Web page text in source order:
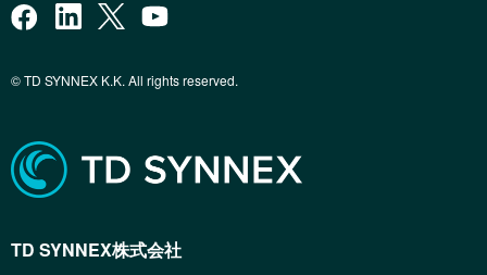
© TD SYNNEX K.K. All rights reserved.
TD SYNNEX株式会社